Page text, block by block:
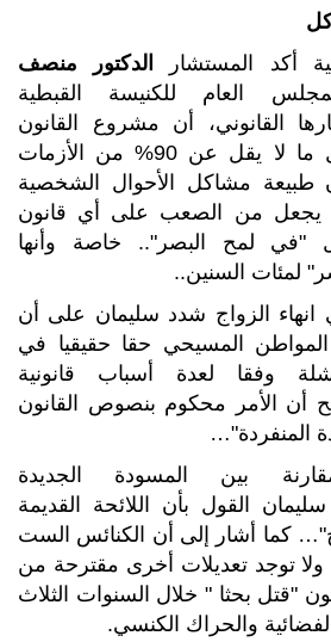
أكد المستشار
الدكتور منصف
العام للكنيسة القبطية
القانوني، أن مشروع القانون
الجديد قادر على حل ما لا يقل عن 90% من الأزمات
طبيعة مشاكل الأحوال الشخصية
يجعل من الصعب على أي قانون
"في لمح البصر".. خاصة وأنها
لمئات السنين..
الزواج شدد سليمان على أن
المواطن المسيحي حقا حقيقيا في
وفقا لعدة أسباب قانونية
أن الأمر محكوم بنصوص القانون
المنفردة"…
بين المسودة الجديدة
وصف سليمان القول بأن اللائحة القديمة
كما أشار إلى أن الكنائس الست
ولا توجد تعديلات أخرى مقترحة من
"قتل بحثا " خلال السنوات الثلاث
والحراك الكنسي.